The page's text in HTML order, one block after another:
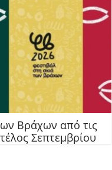
Βράχων από τις
Σεπτεμβρίου